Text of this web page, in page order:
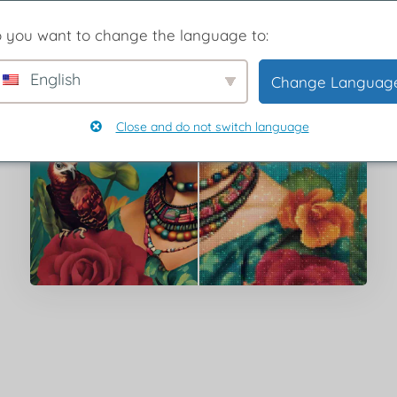
you want to change the language to:
English Change
Close and do not switch language